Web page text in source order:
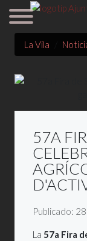
La Vila
57A
Detalles
Publicado:
La 57a Fira